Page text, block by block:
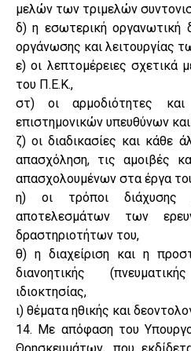
μελών των τριμελών
δ) η εσωτερική οργανωτική
οργάνωσης και λειτουργίας
ε) οι λεπτομέρειες
του Π.Ε.Κ.,
στ) οι αρμοδιότητες
επιστημονικών υπευθύνων
ζ) οι διαδικασίες και κάθε
απασχόληση, τις αμοιβές
απασχολουμένων στα έργα
η) οι τρόποι διάχυσης
αποτελεσμάτων των
δραστηριοτήτων του,
θ) η διαχείριση και η
διανοητικής
ιδιοκτησίας,
ι) θέματα ηθικής και
14. Με απόφαση του